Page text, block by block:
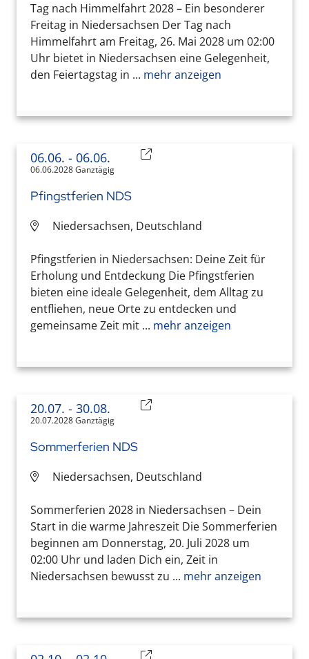
Tag nach Himmelfahrt 2028 – Ein besonderer
Freitag in Niedersachsen Der Tag nach
Himmelfahrt am Freitag, 26. Mai 2028 um 02:00
Uhr bietet in Niedersachsen eine Gelegenheit,
den Feiertagstag in ... mehr anzeigen
06.06. - 06.06.
06.06.2028 Ganztägig
Pfingstferien NDS
Niedersachsen, Deutschland
Pfingstferien in Niedersachsen: Deine Zeit für
Erholung und Entdeckung Die Pfingstferien
bieten eine ideale Gelegenheit, dem Alltag zu
entfliehen, neue Orte zu entdecken und
gemeinsame Zeit mit ... mehr anzeigen
20.07. - 30.08.
20.07.2028 Ganztägig
Sommerferien NDS
Niedersachsen, Deutschland
Sommerferien 2028 in Niedersachsen – Dein
Start in die warme Jahreszeit Die Sommerferien
beginnen am Donnerstag, 20. Juli 2028 um
02:00 Uhr und laden Dich ein, Zeit in
Niedersachsen bewusst zu ... mehr anzeigen